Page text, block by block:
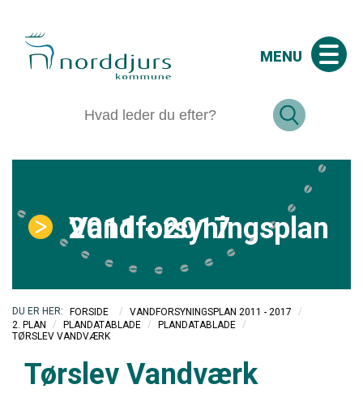
MENU
Vandforsyningsplan 2011 - 2017
FORSIDE / VANDFORSYNINGSPLAN 2011 - 2017
/
2. PLAN
/ PLANDATABLADE / PLANDATABLADE
/
TØRSLEV VANDVÆRK
Tørslev Vandværk